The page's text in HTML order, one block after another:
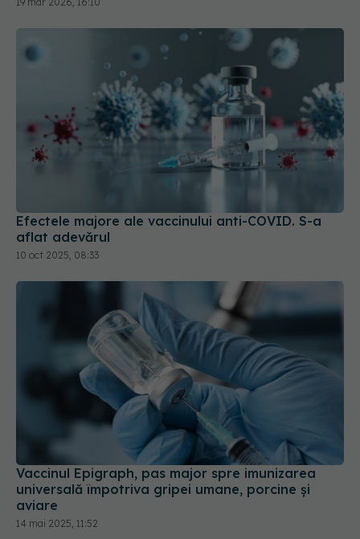
Efectele majore ale vaccinului anti-COVID. S-a
Vaccinul Epigraph, pas major spre imunizarea
universală împotriva gripei umane, porcine și
14 mai 2025, 11:52